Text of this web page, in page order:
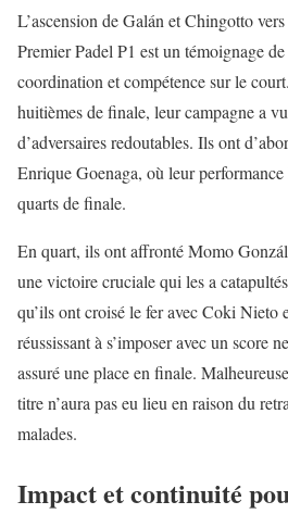
L’ascension de Galán et Chingotto
Premier Padel P1 est un témoignage
coordination et compétence sur le
huitièmes de finale, leur campagne a
d’adversaires redoutables. Ils ont
Enrique Goenaga, où leur performance
quarts de finale.
En quart, ils ont affronté Momo
une victoire cruciale qui les a
qu’ils ont croisé le fer avec Coki Nieto
réussissant à s’imposer avec un score
assuré une place en finale.
titre n’aura pas eu lieu en raison du
malades.
Impact et continuité